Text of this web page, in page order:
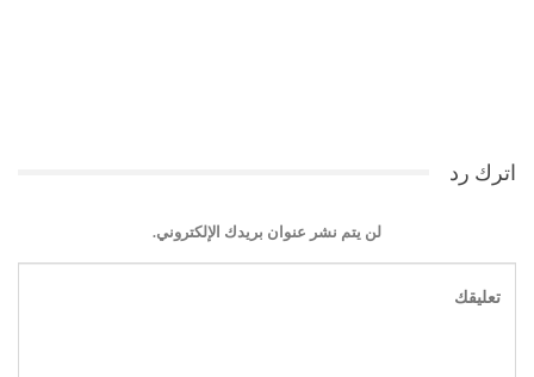
اترك رد
لن يتم نشر عنوان بريدك الإلكتروني.